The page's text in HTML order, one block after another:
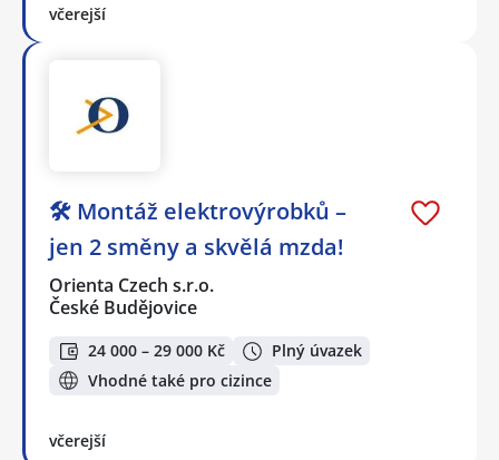
včerejší
🛠️ Montáž elektrovýrobků –
jen 2 směny a skvělá mzda!
Orienta Czech s.r.o.
České Budějovice
24 000 – 29 000 Kč
Plný úvazek
Vhodné také pro cizince
včerejší